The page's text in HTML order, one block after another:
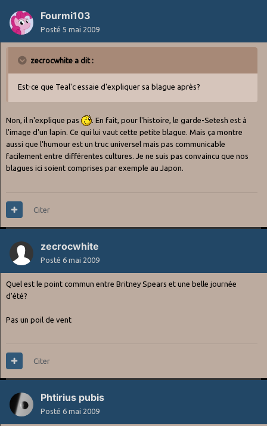
Fourmi103
Posté 5 mai 2009
zecrocwhite a dit :
Est-ce que Teal'c essaie d'expliquer sa blague après?
Non, il n'explique pas
. En fait, pour l'histoire, le garde-Setesh est à
l'image d'un lapin. Ce qui lui vaut cette petite blague. Mais ça montre
aussi que l'humour est un truc universel mais pas communicable
facilement entre différentes cultures. Je ne suis pas convaincu que nos
blagues ici soient comprises par exemple au Japon.
Citer
zecrocwhite
Posté 6 mai 2009
Quel est le point commun entre Britney Spears et une belle journée
d'été?
Pas un poil de vent
Citer
Phtirius pubis
Posté 6 mai 2009